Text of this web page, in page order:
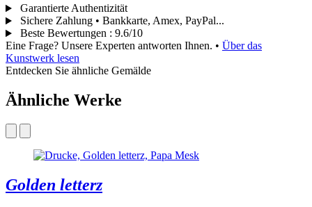
Garantierte Authentizität
Sichere Zahlung • Bankkarte, Amex, PayPal...
Beste Bewertungen : 9.6/10
Eine Frage? Unsere Experten antworten Ihnen. • Über das
Kunstwerk lesen
Entdecken Sie ähnliche Gemälde
Ähnliche Werke
Golden letterz